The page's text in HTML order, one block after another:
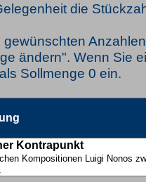
die
ändern". Wenn Sie
Sollmenge 0 ein.
Kontrapunkt
Kompositionen Luigi Nonos